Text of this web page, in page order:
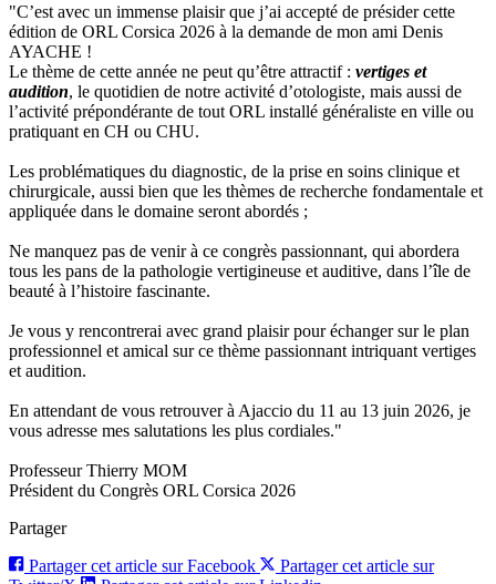
"C’est avec un immense plaisir que j’ai accepté de présider cette
édition de ORL Corsica 2026 à la demande de mon ami Denis
AYACHE !
Le thème de cette année ne peut qu’être attractif : vertiges et
audition, le quotidien de notre activité d’otologiste, mais aussi de
l’activité prépondérante de tout ORL installé généraliste en ville ou
pratiquant en CH ou CHU.
Les problématiques du diagnostic, de la prise en soins clinique et
chirurgicale, aussi bien que les thèmes de recherche fondamentale et
appliquée dans le domaine seront abordés ;
Ne manquez pas de venir à ce congrès passionnant, qui abordera
tous les pans de la pathologie vertigineuse et auditive, dans l’île de
beauté à l’histoire fascinante.
Je vous y rencontrerai avec grand plaisir pour échanger sur le plan
professionnel et amical sur ce thème passionnant intriquant vertiges
et audition.
En attendant de vous retrouver à Ajaccio du 11 au 13 juin 2026, je
vous adresse mes salutations les plus cordiales."
Professeur Thierry MOM
Président du Congrès ORL Corsica 2026
Partager
Partager cet article sur Facebook
Partager cet article sur